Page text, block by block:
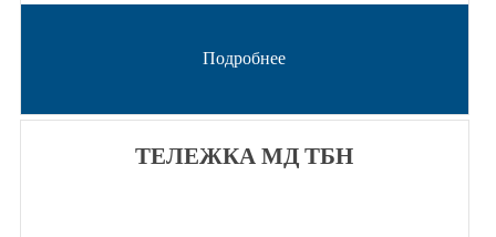
Подробнее
ТЕЛЕЖКА МД ТБН